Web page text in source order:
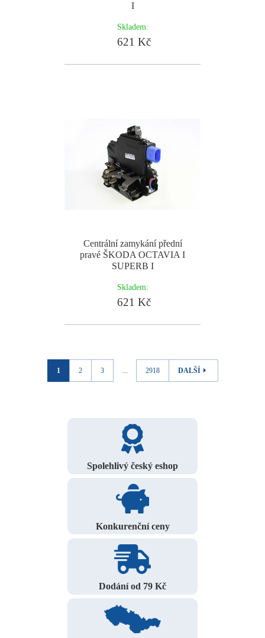
I
Skladem:
621 Kč
Centrální zamykání přední
pravé ŠKODA OCTAVIA I
SUPERB I
Skladem:
621 Kč
1 2 3 ... 2918 DALŠÍ
Spolehlivý český eshop
Konkurenční ceny
Dodání od 79 Kč